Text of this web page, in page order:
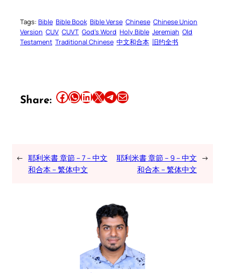
Tags: Bible Bible Book Bible Verse Chinese Chinese Union
Version CUV CUVT God’s Word Holy Bible Jeremiah Old
Testament Traditional Chinese 中文和合本 旧约全书
Share: Share this article on Facebook Share this article on WhatsApp Share this article on LinkedIn Share this article on X Share this article on TelegramEmail this Article
← 耶利米書 章節 – 7 – 中文
和合本 – 繁体中文
耶利米書 章節 – 9 – 中文
和合本 – 繁体中文
→